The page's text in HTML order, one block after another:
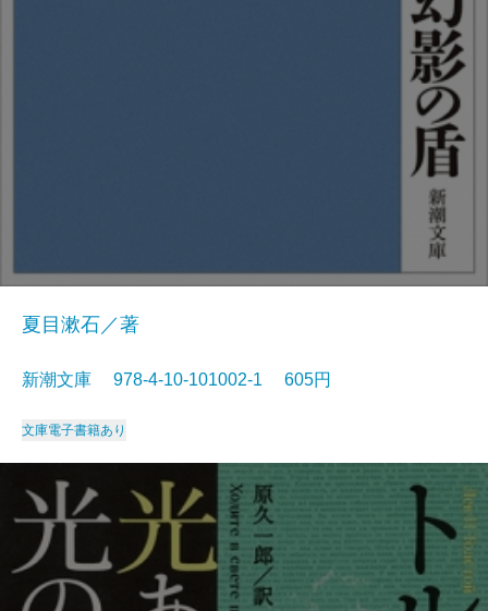
夏目漱石／著
新潮文庫 978-4-10-101002-1 605円
文庫電子書籍あり